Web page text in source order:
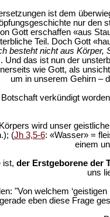
ist dem
nur den
Gott erschaffen «aus
Teil. Doch Gott
besteht nicht aus Körper,
Und das ist nun der
wie Gott, als
um in unserem Gehirn –
verkündigt
wird unser
(Jh 3,5-6: «Wasser» =
einem
ist, der Erstgeborene der
uns
"Von welchem
gerade eben diese Frage